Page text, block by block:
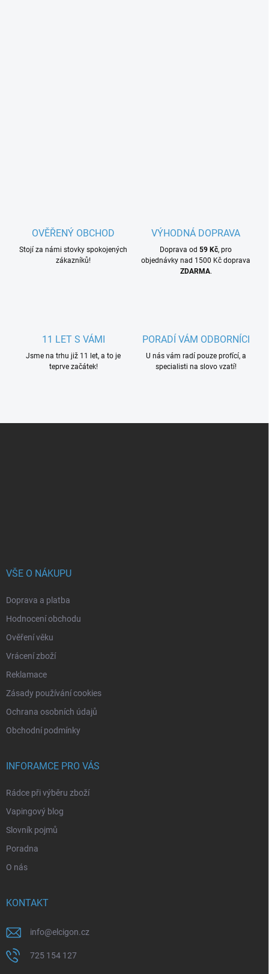
OVĚŘENÝ OBCHOD
Stojí za námi stovky spokojených
zákazníků!
VÝHODNÁ DOPRAVA
Doprava od 59 Kč, pro
objednávky nad 1500 Kč doprava
ZDARMA.
11 LET S VÁMI
Jsme na trhu již 11 let, a to je
teprve začátek!
PORADÍ VÁM ODBORNÍCI
U nás vám radí pouze profící, a
specialisti na slovo vzatí!
VŠE O NÁKUPU
Doprava a platba
Hodnocení obchodu
Ověření věku
Vrácení zboží
Reklamace
Zásady používání cookies
Ochrana osobních údajů
Obchodní podmínky
INFORAMCE PRO VÁS
Rádce při výběru zboží
Vapingový blog
Slovník pojmů
Poradna
O nás
KONTAKT
info@elcigon.cz
725 154 127